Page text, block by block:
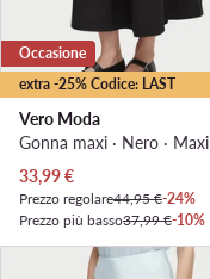
extra -25% Codice: LAST
Occasione
Vero Moda
Gonna maxi · Nero · Maxi
Prezzo attuale
33,99€
Prezzo regolare44,95 €-24%
Prezzo più basso37,99 €-10%